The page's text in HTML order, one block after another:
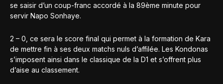
se saisir d’un coup-franc accordé à la 89ème minute pour
servir Napo Sonhaye.
2 – 0, ce sera le score final qui permet à la formation de Kara
de mettre fin à ses deux matchs nuls d’affilée. Les Kondonas
s’imposent ainsi dans le classique de la D1 et s’offrent plus
d’aise au classement.